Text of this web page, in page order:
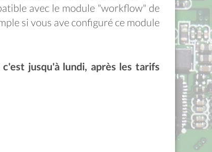
avec le module "workflow" de
si vous ave configuré ce module
c'est jusqu'à lundi, après les tarifs